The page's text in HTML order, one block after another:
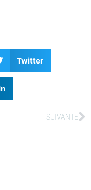
Twitter
SUIVANTE